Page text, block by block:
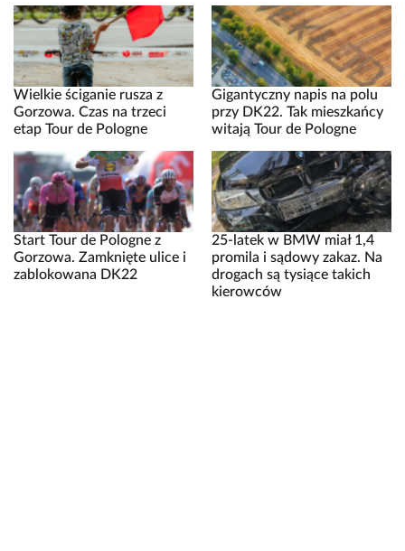
Wielkie ściganie rusza z
Gorzowa. Czas na trzeci
etap Tour de Pologne
Gigantyczny napis na polu
przy DK22. Tak mieszkańcy
witają Tour de Pologne
Start Tour de Pologne z
Gorzowa. Zamknięte ulice i
zablokowana DK22
25-latek w BMW miał 1,4
promila i sądowy zakaz. Na
drogach są tysiące takich
kierowców